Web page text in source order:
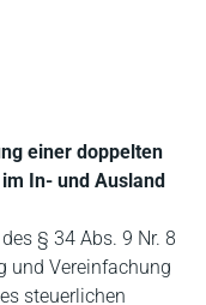
einer doppelten
In- und Ausland
§ 34 Abs. 9 Nr. 8
und Vereinfachung
steuerlichen